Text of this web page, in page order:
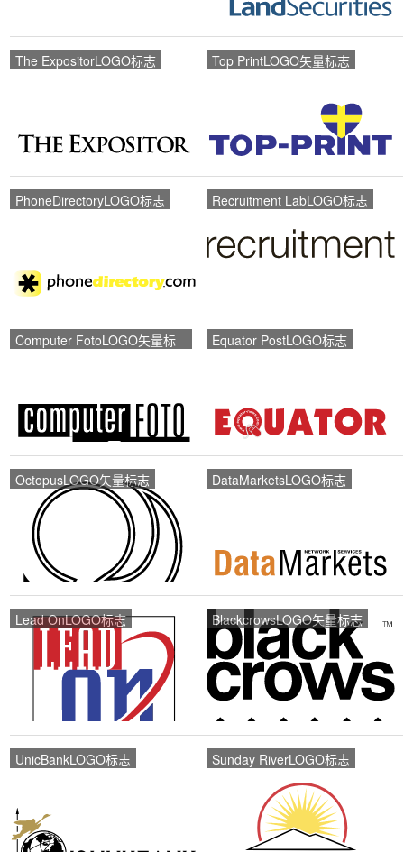
The ExpositorLOGO标志 Top PrintLOGO矢量标志
PhoneDirectoryLOGO标志 Recruitment LabLOGO标志
Computer FotoLOGO矢量标
Equator PostLOGO标志
OctopusLOGO矢量标志 DataMarketsLOGO标志
Lead OnLOGO标志 BlackcrowsLOGO矢量标志
UnicBankLOGO标志 Sunday RiverLOGO标志